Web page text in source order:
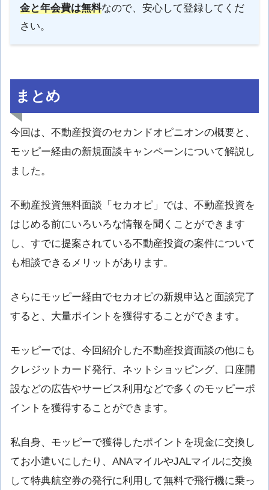
金と年会費は無料なので、安心して登録してくだ
さい。
まとめ
今回は、不動産投資のセカンドオピニオンの概要と、
モッピー経由の新規面談キャンペーンについて解説し
ました。
不動産投資無料面談「セカオピ」では、不動産投資を
はじめる前にいろいろな情報を聞くことができます
し、すでに提案されている不動産投資の案件について
も相談できるメリットがあります。
さらにモッピー経由でセカオピの新規申込と面談完了
すると、大量ポイントを獲得することができます。
モッピーでは、今回紹介した不動産投資面談の他にも
クレジットカード発行、ネットショッピング、口座開
設などの広告やサービス利用などで多くのモッピーポ
イントを獲得することができます。
私自身、モッピーで獲得したポイントを現金に交換し
てお小遣いにしたり、ANAマイルやJALマイルに交換
して特典航空券の発行に利用して無料で飛行機に乗っ